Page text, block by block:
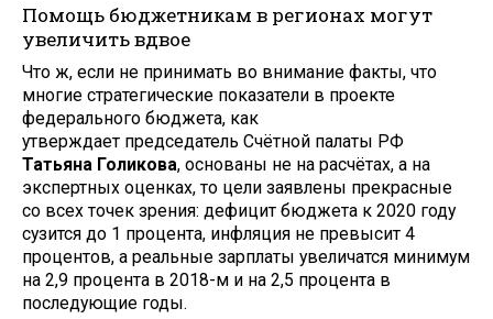
Помощь бюджетникам в регионах могут
увеличить вдвое
Что ж, если не принимать во внимание факты, что
многие стратегические показатели в проекте
федерального бюджета, как
утверждает председатель Счётной палаты РФ
Татьяна Голикова, основаны не на расчётах, а на
экспертных оценках, то цели заявлены прекрасные
со всех точек зрения: дефицит бюджета к 2020 году
сузится до 1 процента, инфляция не превысит 4
процентов, а реальные зарплаты увеличатся минимум
на 2,9 процента в 2018-м и на 2,5 процента в
последующие годы.